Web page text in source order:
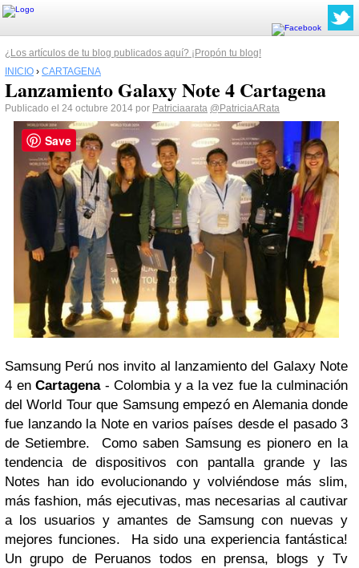
¿Los artículos de tu blog publicados aquí? ¡Propón tu blog!
INICIO › CARTAGENA
Lanzamiento Galaxy Note 4 Cartagena
Publicado el 24 octubre 2014 por Patriciaarata @PatriciaARata
Samsung Perú nos invito al lanzamiento del Galaxy Note
4 enCartagena- Colombia y a la vez fue la culminación
del World Tour que Samsung empezó en Alemania donde
fue lanzando la Note en varios países desde el pasado 3
de Setiembre. Como saben Samsung es pionero en la
tendencia de dispositivos con pantalla grande y las
Notes han ido evolucionando y volviéndose más slim,
más fashion, más ejecutivas, mas necesarias al cautivar
a los usuarios y amantes de Samsung con nuevas y
mejores funciones. Ha sido una experiencia fantástica!
Un grupo de Peruanos todos en prensa, blogs y Tv
Save